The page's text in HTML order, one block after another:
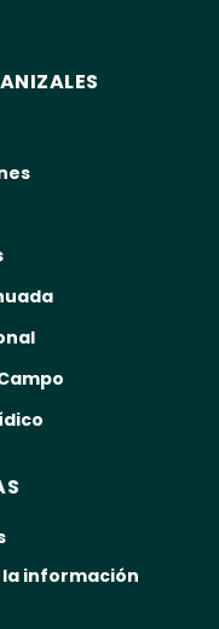
información